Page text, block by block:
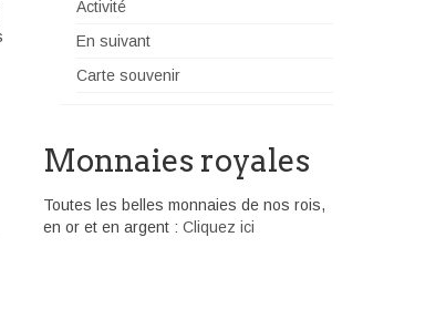
Activité
En suivant
Carte souvenir
Monnaies royales
Toutes les belles monnaies de nos rois,
en or et en argent : Cliquez ici